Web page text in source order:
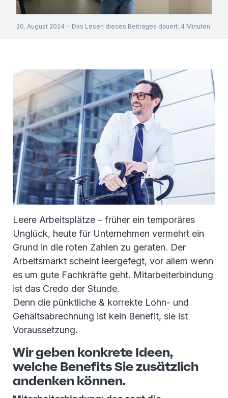
20. August 2024 - Das Lesen dieses Beitrages dauert: 4 Minuten
Leere Arbeitsplätze – früher ein temporäres
Unglück, heute für Unternehmen vermehrt ein
Grund in die roten Zahlen zu geraten. Der
Arbeitsmarkt scheint leergefegt, vor allem wenn
es um gute Fachkräfte geht. Mitarbeiterbindung
ist das Credo der Stunde.
Denn die pünktliche & korrekte Lohn- und
Gehaltsabrechnung ist kein Benefit, sie ist
Voraussetzung.
Wir geben konkrete Ideen,
welche Benefits Sie zusätzlich
andenken können.